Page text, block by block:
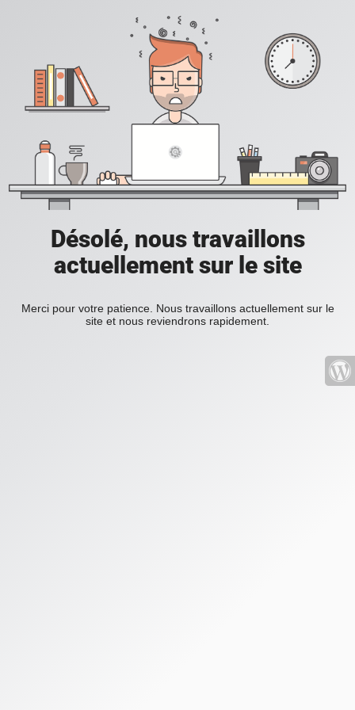
Désolé, nous travaillons
actuellement sur le site
Merci pour votre patience. Nous travaillons actuellement sur le
site et nous reviendrons rapidement.